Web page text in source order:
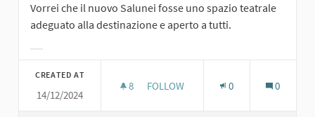
Vorrei che il nuovo Salunei fosse uno spazio teatrale
adeguato alla destinazione e aperto a tutti.
CREATED AT
14/12/2024
8 8 FOLLOWERS
FOLLOW 0 0